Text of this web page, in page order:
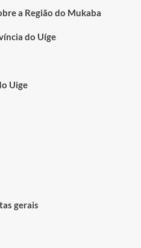
a Região do Mukaba
do Uíge
Uige
gerais